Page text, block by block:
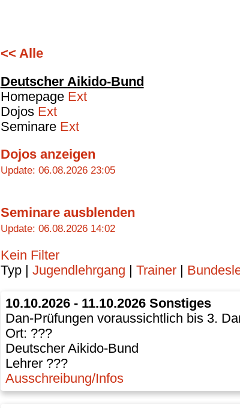
<< Alle
Deutscher Aikido-Bund
Homepage Ext
Dojos Ext
Seminare Ext
Dojos anzeigen
Update: 06.08.2026 23:05
Seminare ausblenden
Update: 06.08.2026 14:02
Kein Filter
Typ | Jugendlehrgang Trainer|
10.10.2026 - 11.10.2026 Sonstiges
Dan-Prüfungen voraussichtlich bis 3.
Ort: ???
Deutscher Aikido-Bund
Lehrer ???
Ausschreibung/Infos